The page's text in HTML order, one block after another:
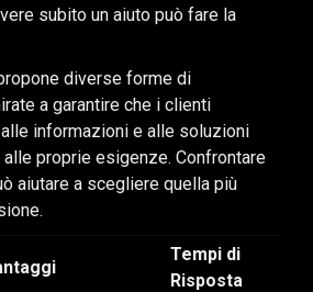
subito un aiuto può fare la
diverse forme di
a garantire che i clienti
informazioni e alle soluzioni
proprie esigenze. Confrontare
aiutare a scegliere quella più
Tempi di
Risposta